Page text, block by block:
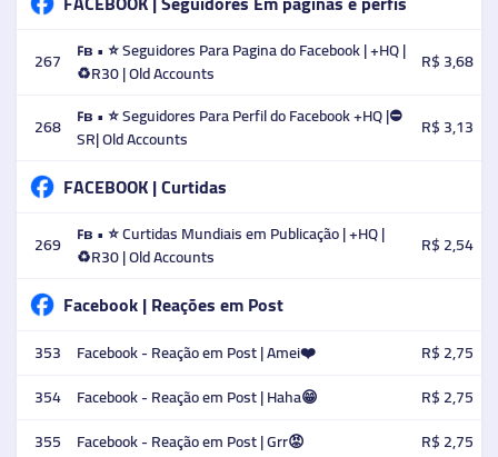
267
ꜰʙ • ⭐ Seguidores Para Pagina do Facebook | +HQ |
♻️R30 | Old Accounts
R$ 3,68
268 ꜰʙ • ⭐ Seguidores Para Perfil do Facebook +HQ |⛔
SR| Old Accounts
R$ 3,13
FACEBOOK | Curtidas
269 ꜰʙ • ⭐ Curtidas Mundiais em Publicação | +HQ |
♻️R30 | Old Accounts
R$ 2,54
Facebook | Reações em Post
353 Facebook - Reação em Post | Amei❤️
R$ 2,75
354 Facebook - Reação em Post | Haha😁
R$ 2,75
355
Facebook - Reação em Post | Grr😡
R$ 2,75